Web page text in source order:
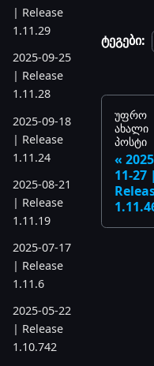
| Release
1.11.29
2025-09-25
| Release
1.11.28
2025-09-18
| Release
1.11.24
2025-08-21
| Release
1.11.19
2025-07-17
| Release
1.11.6
2025-05-22
| Release
1.10.742
ტეგები:
უფრო
ახალი
პოსტი
11-27 |